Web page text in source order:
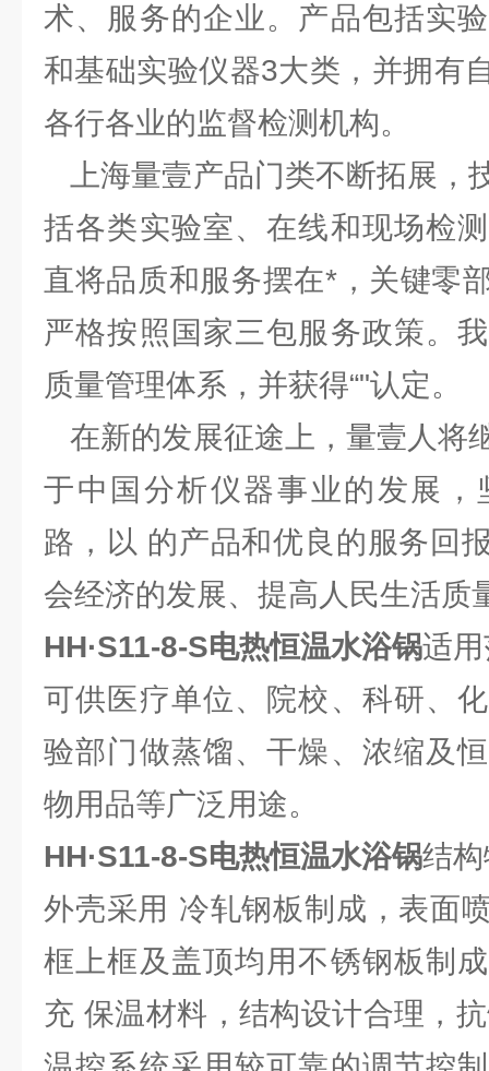
术、服务的企业。产品包括实
和基础实验仪器3大类，并拥有
各行各业的监督检测机构。
上海量壹产品门类不断拓展，
括各类实验室、在线和现场检
直将品质和服务摆在*，关键零
严格按照国家三包服务政策。
质量管理体系，并获得“"认定。
在新的发展征途上，量壹人将
于中国分析仪器事业的发展，
路，以 的产品和优良的服务回
会经济的发展、提高人民生活质
HH·S11-8-S电热恒温水浴锅适
可供医疗单位、院校、科研、
验部门做蒸馏、干燥、浓缩及
物用品等广泛用途。
HH·S11-8-S电热恒温水浴锅结
外壳采用 冷轧钢板制成，表面
框上框及盖顶均用不锈钢板制
充 保温材料，结构设计合理，